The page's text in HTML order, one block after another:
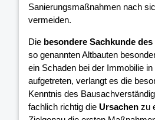
Sanierungsmaßnahmen nach
vermeiden.
Die besondere Sachkunde
so genannten Altbauten
ein Schaden bei der Immobilie
aufgetreten, verlangt es die
Kenntnis des
fachlich richtig die Ursachen zu